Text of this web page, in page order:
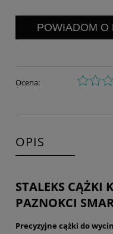
POWIADOM O
Ocena:
OPIS
STALEKS CĄŻKI
PAZNOKCI
Precyzyjne cążki do